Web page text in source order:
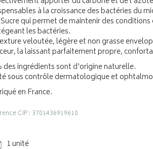
à la croissance des bactéries du
qui permet de maintenir des
les bactéries.
veloutée, légère et non grasse
la laissant parfaitement propre,
des ingrédients sont d'origine naturelle.
sous contrôle dermatologique et
en France.
CIP : 3701436919610
1 unité